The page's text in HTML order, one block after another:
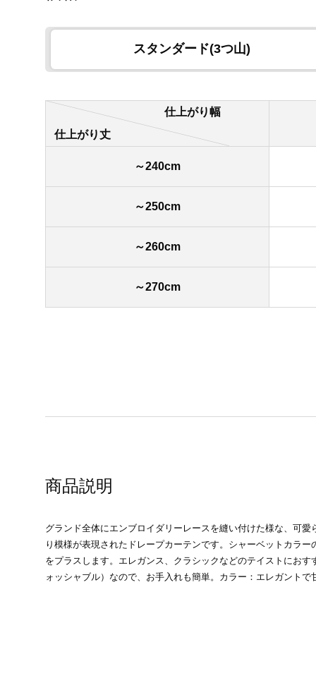
スタンダード(3つ山)
仕上がり幅
仕上がり丈
～240cm
～250cm
～260cm
～270cm
商品説明
グランド全体にエンブロイダリーレースを縫い付けた様な、可愛
り模様が表現されたドレープカーテンです。シャーベットカラ
をプラスします。エレガンス、クラシックなどのテイストにお
ォッシャブル）なので、お手入れも簡単。カラー：エレガントで